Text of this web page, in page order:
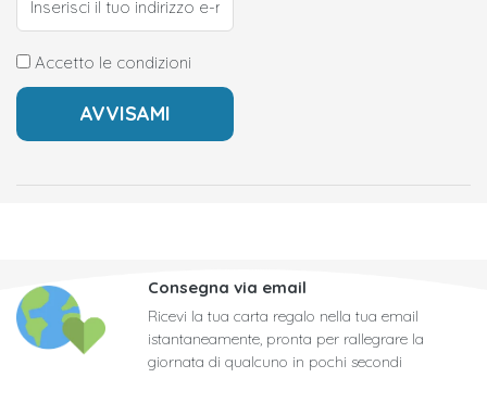
Accetto le condizioni
Consegna via email
Ricevi la tua carta regalo nella tua email
istantaneamente, pronta per rallegrare la
giornata di qualcuno in pochi secondi